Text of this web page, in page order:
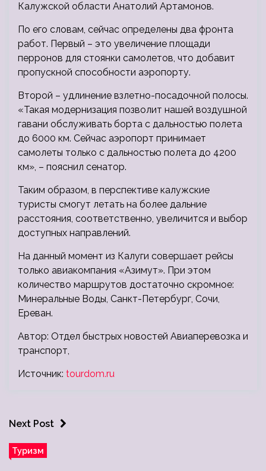
Калужской области Анатолий Артамонов.
По его словам, сейчас определены два фронта
работ. Первый – это увеличение площади
перронов для стоянки самолетов, что добавит
пропускной способности аэропорту.
Второй – удлинение взлетно-посадочной полосы.
«Такая модернизация позволит нашей воздушной
гавани обслуживать борта с дальностью полета
до 6000 км. Сейчас аэропорт принимает
самолеты только с дальностью полета до 4200
км», – пояснил сенатор.
Таким образом, в перспективе калужские
туристы смогут летать на более дальние
расстояния, соответственно, увеличится и выбор
доступных направлений.
На данный момент из Калуги совершает рейсы
только авиакомпания «Азимут». При этом
количество маршрутов достаточно скромное:
Минеральные Воды, Санкт-Петербург, Сочи,
Ереван.
Автор: Отдел быстрых новостей Авиаперевозка и
транспорт,
Источник: tourdom.ru
Next Post
Туризм